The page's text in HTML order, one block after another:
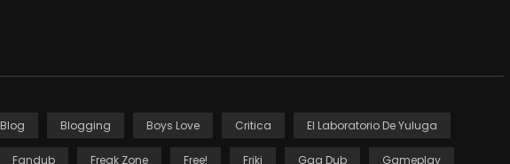
Blog Blogging Boys Love Critica El Laboratorio De Yuluga
Fandub Freak Zone Free! Friki Gag Dub Gameplay